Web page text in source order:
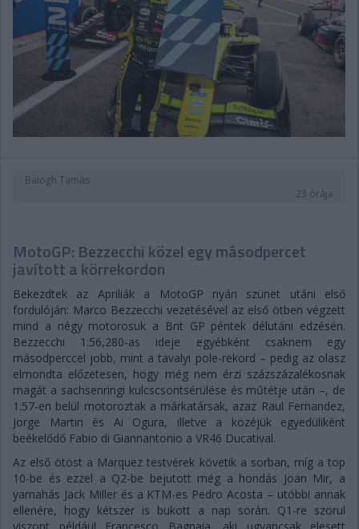
Balogh Tamás
23 órája
MotoGP: Bezzecchi közel egy másodpercet
javított a körrekordon
Bekezdtek az Apriliák a MotoGP nyári szünet utáni első
fordulóján: Marco Bezzecchi vezetésével az első ötben végzett
mind a négy motorosuk a Brit GP péntek délutáni edzésén.
Bezzecchi 1:56,280-as ideje egyébként csaknem egy
másodperccel jobb, mint a tavalyi pole-rekord – pedig az olasz
elmondta előzetesen, hogy még nem érzi százszázalékosnak
magát a sachsenringi kulcscsontsérülése és műtétje után –, de
1:57-en belül motoroztak a márkatársak, azaz Raul Fernandez,
Jorge Martin és Ai Ogura, illetve a közéjük egyedüliként
beékelődő Fabio di Giannantonio a VR46 Ducatival.
Az első ötöst a Marquez testvérek követik a sorban, míg a top
10-be és ezzel a Q2-be bejutott még a hondás Joan Mir, a
yamahás Jack Miller és a KTM-es Pedro Acosta – utóbbi annak
ellenére, hogy kétszer is bukott a nap során. Q1-re szorul